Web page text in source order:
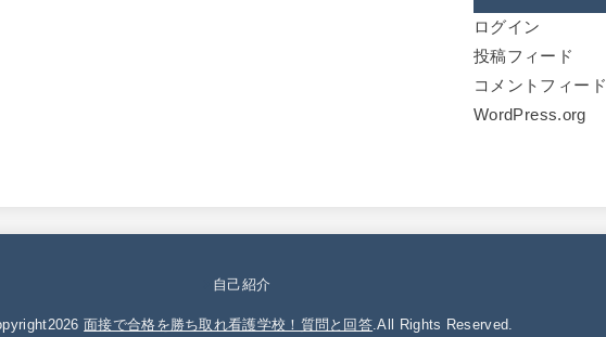
ログイン
投稿フィード
コメントフィード
WordPress.org
自己紹介
面接で合格を勝ち取れ看護学校！質問と回答.All Rights Reserved.